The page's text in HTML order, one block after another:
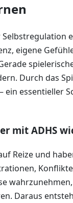
eigene
Durch das
essentieller
mit ADHS
Reize und
Daraus